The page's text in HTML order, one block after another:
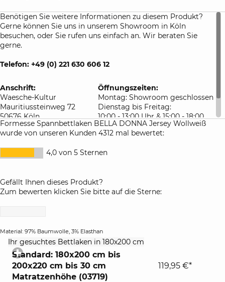
Benötigen Sie weitere Informationen zu diesem Produkt?
Gerne können Sie uns in unserem Showroom in Köln
besuchen, oder Sie rufen uns einfach an. Wir beraten Sie
gerne.
Telefon: +49 (0) 221 630 606 12
Anschrift:
Waesche-Kultur
Mauritiussteinweg 72
50676 Köln
Deutschland
Öffnungszeiten:
Montag: Showroom geschlossen
Dienstag bis Freitag:
10:00 - 13:00 Uhr & 15:00 - 18:00
Uhr
Samstag: 10:00 - 16:00 Uhr
Formesse Spannbettlaken BELLA DONNA Jersey Wollweiß
wurde von unseren Kunden 4312 mal bewertet:
4,0 von 5 Sternen
Gefällt Ihnen dieses Produkt?
Zum bewerten klicken Sie bitte auf die Sterne:
Material: 97% Baumwolle, 3% Elasthan
Ihr gesuchtes Bettlaken in 180x200 cm
contents
Standard: 180x200 cm bis
200x220 cm bis 30 cm
Matratzenhöhe (03719)
119,95 €*